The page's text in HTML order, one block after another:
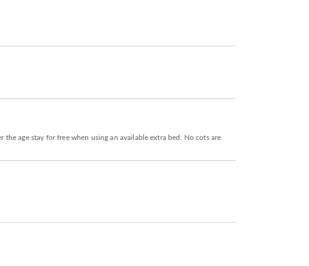
age stay for free when using an available extra bed. No cots are